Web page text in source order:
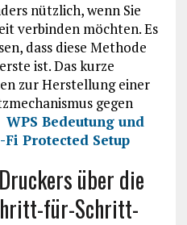
nützlich, wenn Sie
verbinden möchten. Es
dass diese Methode
ist. Das kurze
zur Herstellung einer
gegen
WPS Bedeutung und
Protected Setup
über die
für-Schritt-